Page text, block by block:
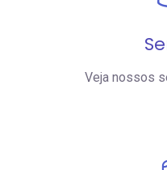
Veja nossos